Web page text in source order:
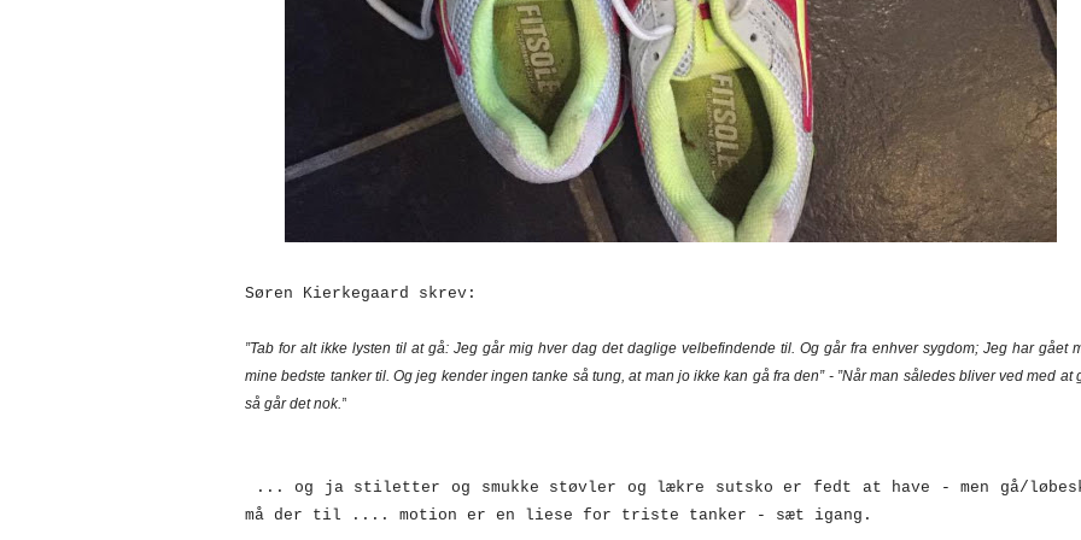
Søren Kierkegaard skrev:
”Tab for alt ikke lysten til at gå: Jeg går mig hver dag det daglige velbefindende til. Og går fra enhver sygdom; Jeg har gået
mine bedste tanker til. Og jeg kender ingen tanke så tung, at man jo ikke kan gå fra den” - ”Når man således bliver ved med at
så går det nok.”
... og ja stiletter og smukke støvler og lækre sutsko er fedt at have - men gå/
må der til .... motion er en liese for triste tanker - sæt igang.